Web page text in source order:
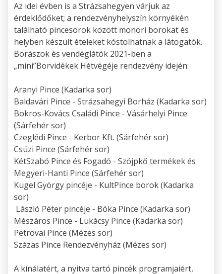
Az idei évben is a Strázsahegyen várjuk az
érdeklődőket; a rendezvényhelyszín környékén
található pincesorok között monori borokat és
helyben készült ételeket kóstolhatnak a látogatók.
Borászok és vendéglátók 2021-ben a
„mini”Borvidékek Hétvégéje rendezvény idején:
Aranyi Pince (Kadarka sor)
Baldavári Pince - Strázsahegyi Borház (Kadarka sor)
Bokros-Kovács Családi Pince - Vásárhelyi Pince
(Sárfehér sor)
Czeglédi Pince - Kerbor Kft. (Sárfehér sor)
Csúzi Pince (Sárfehér sor)
KétSzabó Pince és Fogadó - Szöjpkő termékek és
Megyeri-Hanti Pince (Sárfehér sor)
Kugel György pincéje - KultPince borok (Kadarka
sor)
László Péter pincéje - Bóka Pince (Kadarka sor)
Mészáros Pince - Lukácsy Pince (Kadarka sor)
Petrovai Pince (Mézes sor)
Százas Pince Rendezvényház (Mézes sor)
A kínálatért, a nyitva tartó pincék programjaiért,